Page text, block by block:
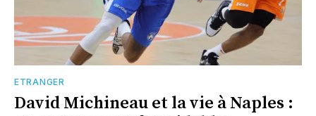
ETRANGER
David Michineau et la vie à Naples :